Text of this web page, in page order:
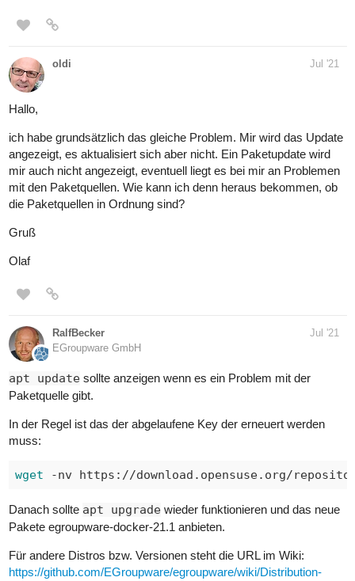
oldi Jul '21
Hallo,
ich habe grundsätzlich das gleiche Problem. Mir wird das Update
angezeigt, es aktualisiert sich aber nicht. Ein Paketupdate wird
mir auch nicht angezeigt, eventuell liegt es bei mir an Problemen
mit den Paketquellen. Wie kann ich denn heraus bekommen, ob
die Paketquellen in Ordnung sind?
Gruß
Olaf
RalfBecker
EGroupware GmbH
Jul '21
apt update sollte anzeigen wenn es ein Problem mit der
Paketquelle gibt.
In der Regel ist das der abgelaufene Key der erneuert werden
muss:
wget
Danach sollte apt upgrade wieder funktionieren und das neue
Pakete egroupware-docker-21.1 anbieten.
Für andere Distros bzw. Versionen steht die URL im Wiki:
https://github.com/EGroupware/egroupware/wiki/Distribution-